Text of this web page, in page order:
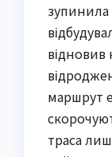
зупинила
відновив
маршрут
траса